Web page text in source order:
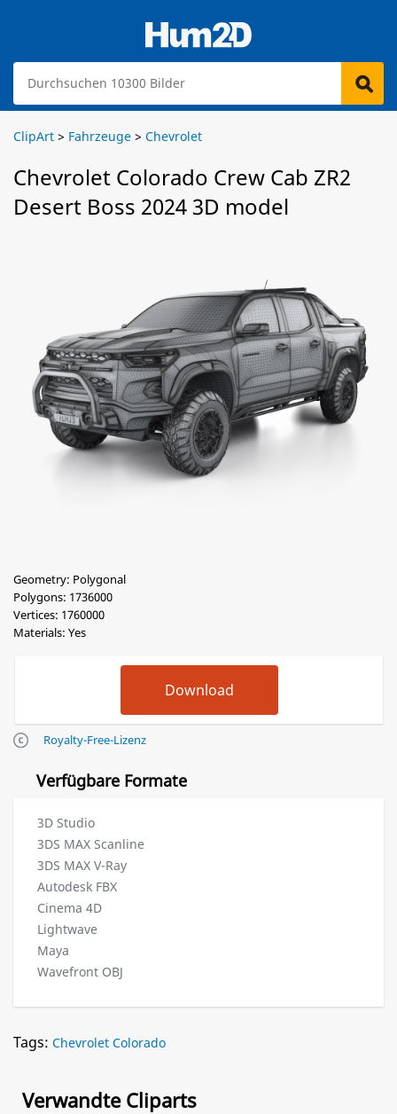
ClipArt > Fahrzeuge > Chevrolet
Chevrolet Colorado Crew Cab ZR2
Desert Boss 2024 3D model
Geometry: Polygonal
Polygons: 1736000
Vertices: 1760000
Materials: Yes
Royalty-Free-Lizenz
Verfügbare Formate
3D Studio
3DS MAX Scanline
3DS MAX V-Ray
Autodesk FBX
Cinema 4D
Lightwave
Maya
Wavefront OBJ
Tags: Chevrolet Colorado
Verwandte Cliparts